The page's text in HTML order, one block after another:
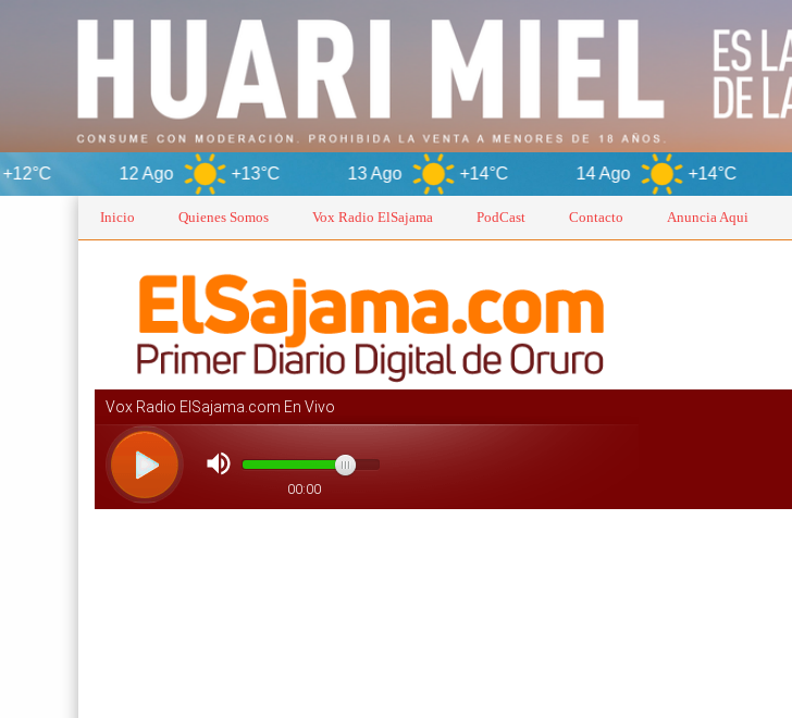
12 Ago +13°C 13 Ago +14°C 14 Ago +14°C
Inicio Quienes Somos Vox Radio ElSajama PodCast Contacto Anuncia Aqui